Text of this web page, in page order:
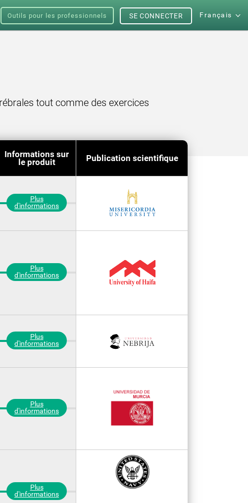
Outils pour les professionnels Français
SE CONNECTER
tout comme des exercices
Informations sur
le produit
Publication scientifique
Plus
d'informations
Plus
d'informations
Plus
d'informations
Plus
d'informations
Plus
d'informations